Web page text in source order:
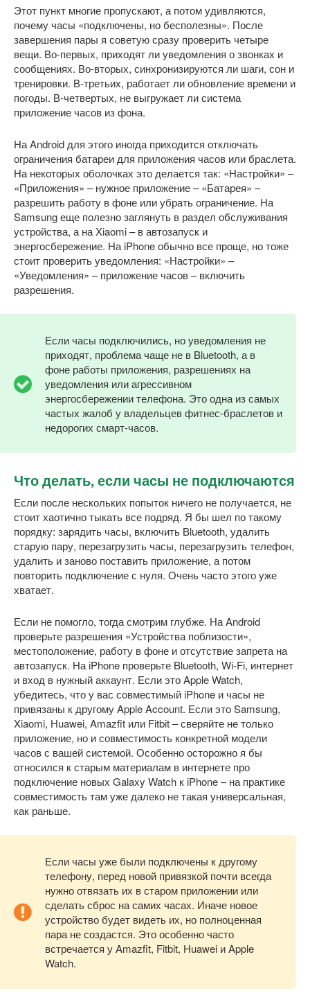
Этот пункт многие пропускают, а потом удивляются,
почему часы «подключены, но бесполезны». После
завершения пары я советую сразу проверить четыре
вещи. Во-первых, приходят ли уведомления о звонках и
сообщениях. Во-вторых, синхронизируются ли шаги, сон и
тренировки. В-третьих, работает ли обновление времени и
погоды. В-четвертых, не выгружает ли система
приложение часов из фона.
На Android для этого иногда приходится отключать
ограничения батареи для приложения часов или браслета.
На некоторых оболочках это делается так: «Настройки» –
«Приложения» – нужное приложение – «Батарея» –
разрешить работу в фоне или убрать ограничение. На
Samsung еще полезно заглянуть в раздел обслуживания
устройства, а на Xiaomi – в автозапуск и
энергосбережение. На iPhone обычно все проще, но тоже
стоит проверить уведомления: «Настройки» –
«Уведомления» – приложение часов – включить
разрешения.
Если часы подключились, но уведомления не
приходят, проблема чаще не в Bluetooth, а в
фоне работы приложения, разрешениях на
уведомления или агрессивном
энергосбережении телефона. Это одна из самых
частых жалоб у владельцев фитнес-браслетов и
недорогих смарт-часов.
Что делать, если часы не подключаются
Если после нескольких попыток ничего не получается, не
стоит хаотично тыкать все подряд. Я бы шел по такому
порядку: зарядить часы, включить Bluetooth, удалить
старую пару, перезагрузить часы, перезагрузить телефон,
удалить и заново поставить приложение, а потом
повторить подключение с нуля. Очень часто этого уже
хватает.
Если не помогло, тогда смотрим глубже. На Android
проверьте разрешения «Устройства поблизости»,
местоположение, работу в фоне и отсутствие запрета на
автозапуск. На iPhone проверьте Bluetooth, Wi-Fi, интернет
и вход в нужный аккаунт. Если это Apple Watch,
убедитесь, что у вас совместимый iPhone и часы не
привязаны к другому Apple Account. Если это Samsung,
Xiaomi, Huawei, Amazfit или Fitbit – сверяйте не только
приложение, но и совместимость конкретной модели
часов с вашей системой. Особенно осторожно я бы
относился к старым материалам в интернете про
подключение новых Galaxy Watch к iPhone – на практике
совместимость там уже далеко не такая универсальная,
как раньше.
Если часы уже были подключены к другому
телефону, перед новой привязкой почти всегда
нужно отвязать их в старом приложении или
сделать сброс на самих часах. Иначе новое
устройство будет видеть их, но полноценная
пара не создастся. Это особенно часто
встречается у Amazfit, Fitbit, Huawei и Apple
Watch.